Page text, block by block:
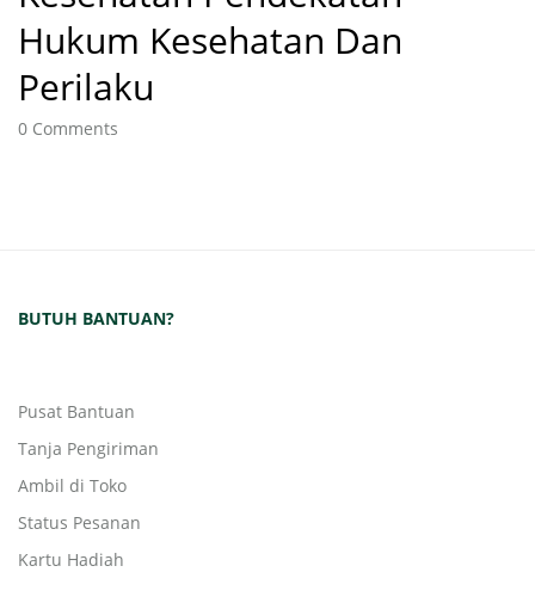
Hukum Kesehatan Dan
Perilaku
0 Comments
BUTUH BANTUAN?
Pusat Bantuan
Tanja Pengiriman
Ambil di Toko
Status Pesanan
Kartu Hadiah